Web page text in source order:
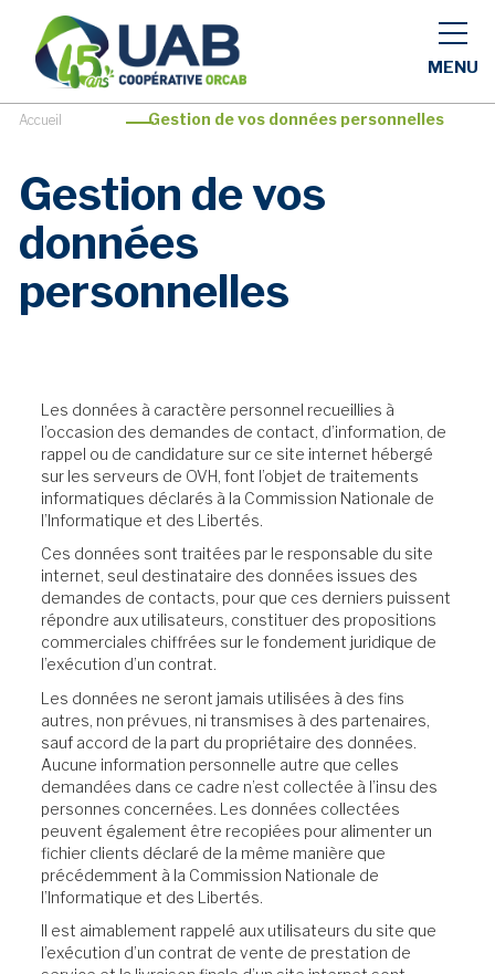
MENU
Accueil Gestion de vos données personnelles
Gestion de vos
données
personnelles
Les données à caractère personnel recueillies à
l’occasion des demandes de contact, d’information, de
rappel ou de candidature sur ce site internet hébergé
sur les serveurs de OVH, font l’objet de traitements
informatiques déclarés à la Commission Nationale de
l’Informatique et des Libertés.
Ces données sont traitées par le responsable du site
internet, seul destinataire des données issues des
demandes de contacts, pour que ces derniers puissent
répondre aux utilisateurs, constituer des propositions
commerciales chiffrées sur le fondement juridique de
l’exécution d’un contrat.
Les données ne seront jamais utilisées à des fins
autres, non prévues, ni transmises à des partenaires,
sauf accord de la part du propriétaire des données.
Aucune information personnelle autre que celles
demandées dans ce cadre n’est collectée à l’insu des
personnes concernées. Les données collectées
peuvent également être recopiées pour alimenter un
fichier clients déclaré de la même manière que
précédemment à la Commission Nationale de
l’Informatique et des Libertés.
Il est aimablement rappelé aux utilisateurs du site que
l’exécution d’un contrat de vente de prestation de